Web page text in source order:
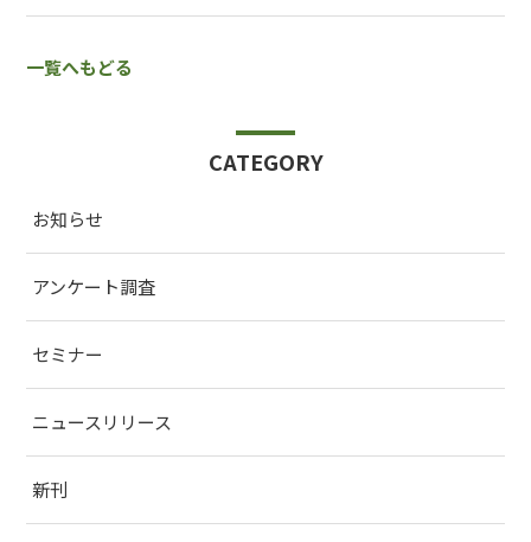
一覧へもどる
CATEGORY
お知らせ
アンケート調査
セミナー
ニュースリリース
新刊